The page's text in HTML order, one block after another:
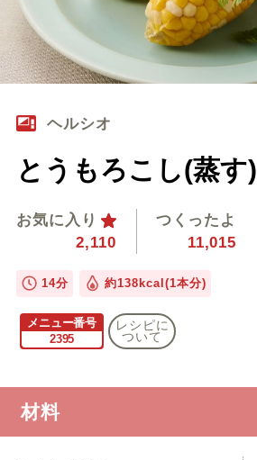
ヘルシオ
とうもろこし(蒸す)
お気に入り
2,110
つくったよ
11,015
14分 約138kcal(1本分)
メニュー番号
2395
レシピに
ついて
材料